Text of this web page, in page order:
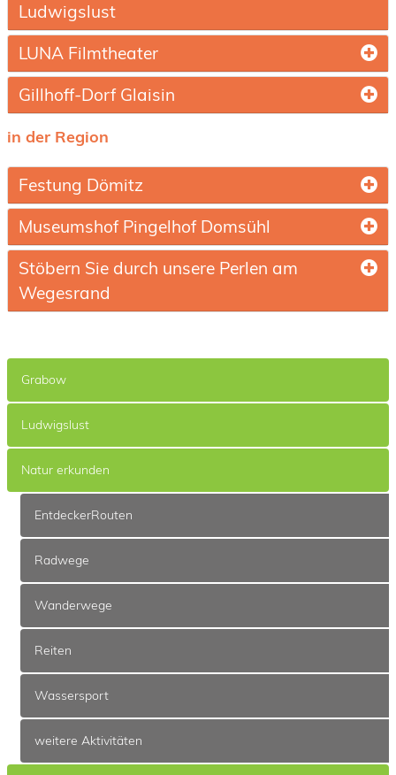
Ludwigslust
LUNA Filmtheater
Gillhoff-Dorf Glaisin
in der Region
Festung Dömitz
Museumshof Pingelhof Domsühl
Stöbern Sie durch unsere Perlen am
Wegesrand
Grabow
Ludwigslust
Natur erkunden
EntdeckerRouten
Radwege
Wanderwege
Reiten
Wassersport
weitere Aktivitäten